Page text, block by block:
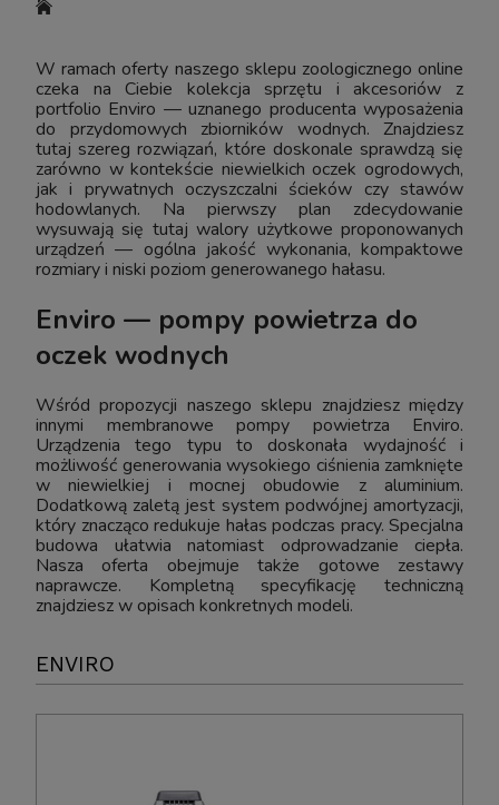
W ramach oferty naszego sklepu zoologicznego online
czeka na Ciebie kolekcja sprzętu i akcesoriów z
portfolio Enviro — uznanego producenta wyposażenia
do przydomowych zbiorników wodnych. Znajdziesz
tutaj szereg rozwiązań, które doskonale sprawdzą się
zarówno w kontekście niewielkich oczek ogrodowych,
jak i prywatnych oczyszczalni ścieków czy stawów
hodowlanych. Na pierwszy plan zdecydowanie
wysuwają się tutaj walory użytkowe proponowanych
urządzeń — ogólna jakość wykonania, kompaktowe
rozmiary i niski poziom generowanego hałasu.
Enviro — pompy powietrza do
oczek wodnych
Wśród propozycji naszego sklepu znajdziesz między
innymi membranowe pompy powietrza Enviro.
Urządzenia tego typu to doskonała wydajność i
możliwość generowania wysokiego ciśnienia zamknięte
w niewielkiej i mocnej obudowie z aluminium.
Dodatkową zaletą jest system podwójnej amortyzacji,
który znacząco redukuje hałas podczas pracy. Specjalna
budowa ułatwia natomiast odprowadzanie ciepła.
Nasza oferta obejmuje także gotowe zestawy
naprawcze. Kompletną specyfikację techniczną
znajdziesz w opisach konkretnych modeli.
ENVIRO